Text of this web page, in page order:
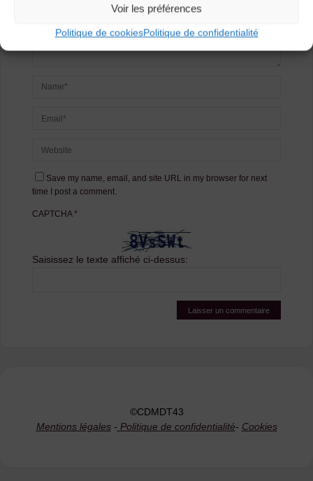
Voir les préférences
Politique de cookiesPolitique de confidentialité
Save my name, email, and site URL in my browser for next
time I post a comment.
CAPTCHA*
Saisissez le texte affiché ci-dessus:
©CDMDT43
Mentions légales- Politique de confidentialité- Cookies